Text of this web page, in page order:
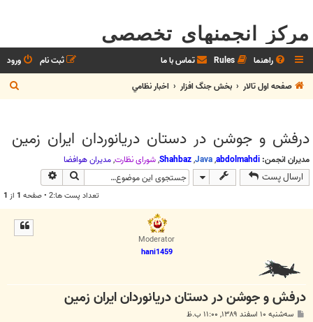
مرکز انجمنهای تخصصی
راهنما Rules تماس با ما ورود
ثبت نام
صفحه اول تالار
بخش جنگ افزار اخبار نظامي
س
درفش و جوشن در دستان دریانوردان ایران زمین
مدیران انجمن: abdolmahdi
,
Java
,
Shahbaz
,شوراي نظارت,مديران هوافضا
ارسال پست جستجو
تعداد پست ها:2 • صفحه 1 از 1
Moderator
hani1459
درفش و جوشن در دستان دریانوردان ایران زمین
سه‌شنبه ۱۰ اسفند ۱۳۸۹, ۱۱:۰۰ ب.ظ